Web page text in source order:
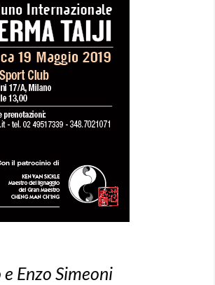
Enzo Simeoni